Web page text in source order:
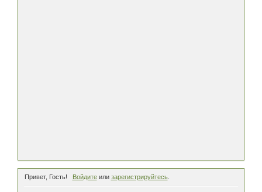
Привет, Гость! Войдитеили зарегистрируйтесь.